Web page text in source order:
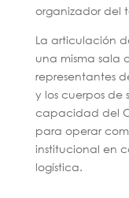
organizador del
La articulación
una misma sala
representantes
y los cuerpos
capacidad del
para operar
institucional en
logística.